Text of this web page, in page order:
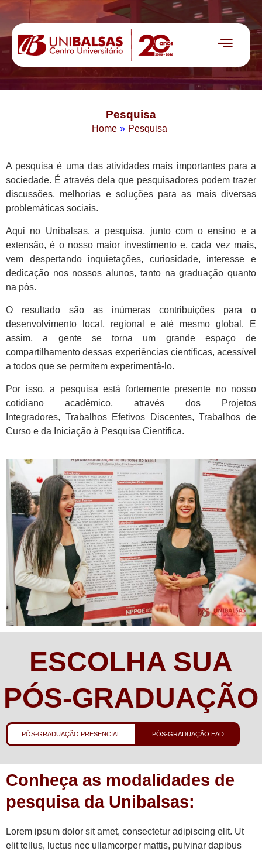
Pesquisa
Home » Pesquisa
A pesquisa é uma das atividades mais importantes para a
sociedade. É através dela que pesquisadores podem trazer
discussões, melhorias e soluções para as mais diversas
problemáticas sociais.
Aqui no Unibalsas, a pesquisa, junto com o ensino e a
extensão, é o nosso maior investimento e, cada vez mais,
vem despertando inquietações, curiosidade, interesse e
dedicação nos nossos alunos, tanto na graduação quanto
na pós.
O resultado são as inúmeras contribuições para o
desenvolvimento local, regional e até mesmo global. E
assim, a gente se torna um grande espaço de
compartilhamento dessas experiências científicas, acessível
a todos que se permitem experimentá-lo.
Por isso, a pesquisa está fortemente presente no nosso
cotidiano acadêmico, através dos
Projetos
Integradores, Trabalhos Efetivos Discentes,Trabalhos de
Curso e da Iniciação à Pesquisa Científica.
ESCOLHA SUA
PÓS-GRADUAÇÃO
PÓS-GRADUAÇÃO PRESENCIAL PÓS-GRADUAÇÃO EAD
Conheça as modalidades de
pesquisa da Unibalsas:
Lorem ipsum dolor sit amet, consectetur adipiscing elit. Ut
elit tellus, luctus nec ullamcorper mattis, pulvinar dapibus